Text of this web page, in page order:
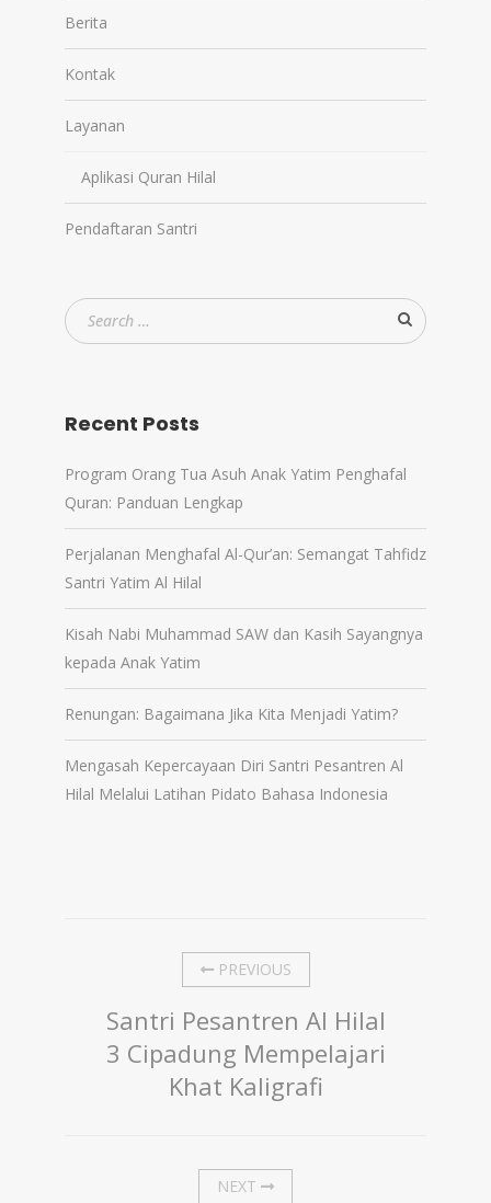
Berita
Kontak
Layanan
Aplikasi Quran Hilal
Pendaftaran Santri
Recent Posts
Program Orang Tua Asuh Anak Yatim Penghafal
Quran: Panduan Lengkap
Perjalanan Menghafal Al-Qur’an: Semangat Tahfidz
Santri Yatim Al Hilal
Kisah Nabi Muhammad SAW dan Kasih Sayangnya
kepada Anak Yatim
Renungan: Bagaimana Jika Kita Menjadi Yatim?
Mengasah Kepercayaan Diri Santri Pesantren Al
Hilal Melalui Latihan Pidato Bahasa Indonesia
PREVIOUS
Santri Pesantren Al Hilal
3 Cipadung Mempelajari
Khat Kaligrafi
NEXT